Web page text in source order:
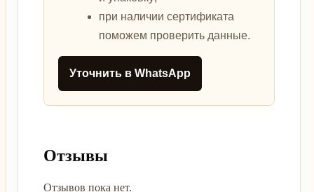
при наличии сертификата
поможем проверить данные.
Уточнить в WhatsApp
Отзывы
Отзывов пока нет.